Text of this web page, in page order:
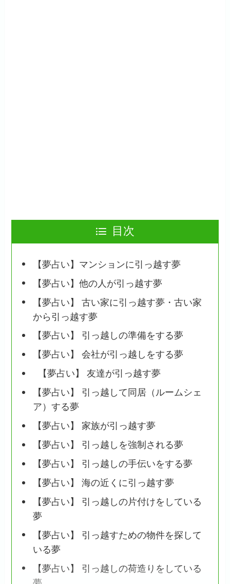
目次
【夢占い】マンションに引っ越す夢
【夢占い】他の人が引っ越す夢
【夢占い】 古い家に引っ越す夢・古い家
から引っ越す夢
【夢占い】 引っ越しの準備をする夢
【夢占い】 会社が引っ越しをする夢
【夢占い】 友達が引っ越す夢
【夢占い】 引っ越して同居（ルームシェ
ア）する夢
【夢占い】 家族が引っ越す夢
【夢占い】 引っ越しを強制される夢
【夢占い】 引っ越しの手伝いをする夢
【夢占い】 海の近くに引っ越す夢
【夢占い】 引っ越しの片付けをしている
夢
【夢占い】 引っ越すための物件を探して
いる夢
【夢占い】 引っ越しの荷造りをしている